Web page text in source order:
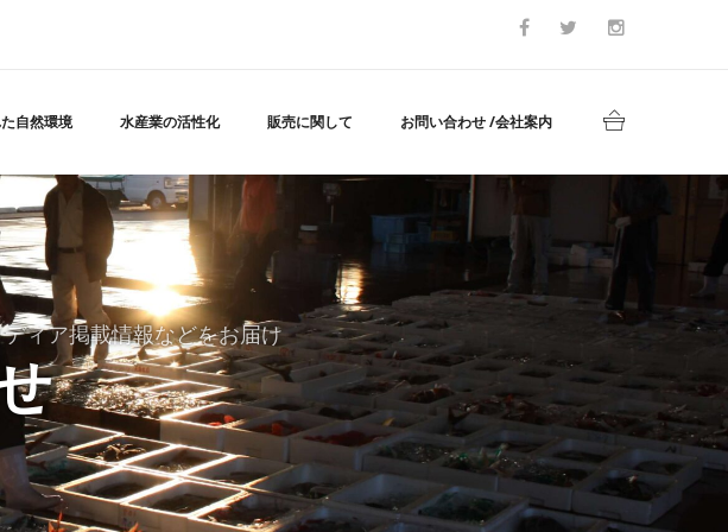
自然環境 水産業の活性化 販売に関して お問い合わせ /会社案内
ィア掲載情報などをお届け